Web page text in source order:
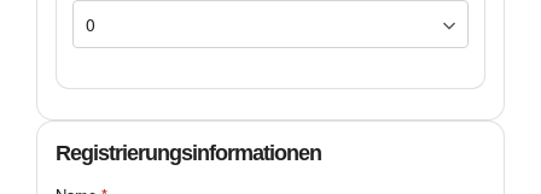
Registrierungsinformationen